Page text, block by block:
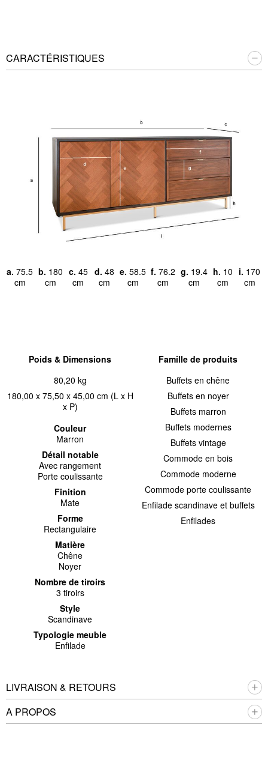
CARACTÉRISTIQUES
a. 75.5
cm
b. 180
cm
c. 45
cm
d. 48
cm
e. 58.5
cm
f. 76.2
cm
g. 19.4
cm
h. 10
cm
i. 170
cm
Poids & Dimensions
80,20 kg
180,00 x 75,50 x 45,00 cm (L x H
x P)
Couleur
Marron
Détail notable
Avec rangement
Porte coulissante
Finition
Mate
Forme
Rectangulaire
Matière
Chêne
Noyer
Nombre de tiroirs
3 tiroirs
Style
Scandinave
Typologie meuble
Enfilade
Famille de produits
Buffets en chêne
Buffets en noyer
Buffets marron
Buffets modernes
Buffets vintage
Commode en bois
Commode moderne
Commode porte coulissante
Enfilade scandinave et buffets
Enfilades
LIVRAISON & RETOURS
A PROPOS